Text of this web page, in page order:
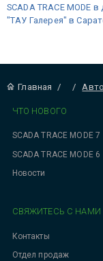
SCADA TRACE MODE
"ТАУ Галерея" в
Главная / /
ЧТО НОВОГО
SCADA TRACE MODE 7
SCADA TRACE MODE 6
Новости
СВЯЖИТЕСЬ С НАМИ
Контакты
Отдел продаж